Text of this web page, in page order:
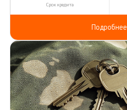
Срок кредита
Подробнее